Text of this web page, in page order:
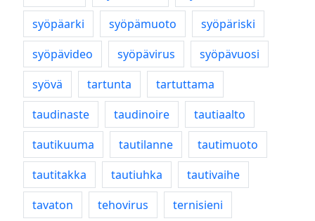
syöpäarki
syöpämuoto
syöpäriski
syöpävideo
syöpävirus
syöpävuosi
syövä
tartunta
tartuttama
taudinaste
taudinoire
tautiaalto
tautikuuma
tautilanne
tautimuoto
tautitakka
tautiuhka
tautivaihe
tavaton
tehovirus
ternisieni